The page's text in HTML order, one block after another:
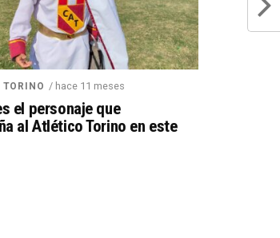
/ hace 11 meses
el personaje que
al Atlético Torino en este